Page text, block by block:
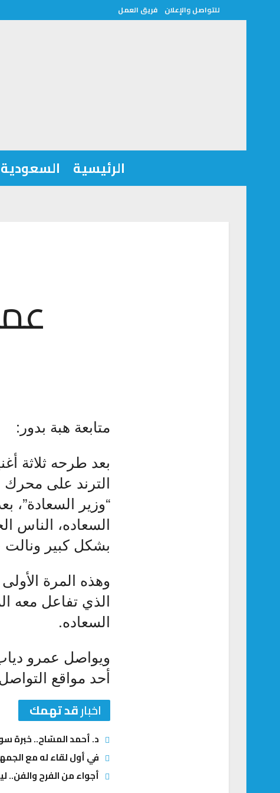
للتواصل والإعلان فريق العمل
الرئيسية
متابعة هبة بدور:
بعد طرحه ثلاثة
الترند على محرك
“وزير السعادة”،
السعاده، الناس
بشكل كبير
وهذه المرة
الذي تفاعل معه
السعاده.
أحد مواقع
اخبارقد تهمك
د. أحمد المسّاح.. خبرة
في أول لقاء له مع
أجواء من الفرح والفن..